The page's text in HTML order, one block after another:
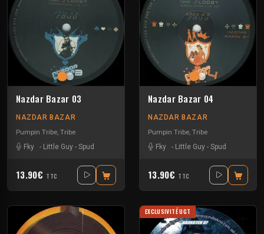
Nazdar Bazar 03
NAZDAR BAZAR
Pumpin Tribe, Tribe
Fky
- Little Guy - Spud
13.90€ TTC
Nazdar Bazar 04
NAZDAR BAZAR
Pumpin Tribe, Tribe
Fky
- Little Guy - Spud
13.90€ TTC
EXCLUSIVITÉ UGT